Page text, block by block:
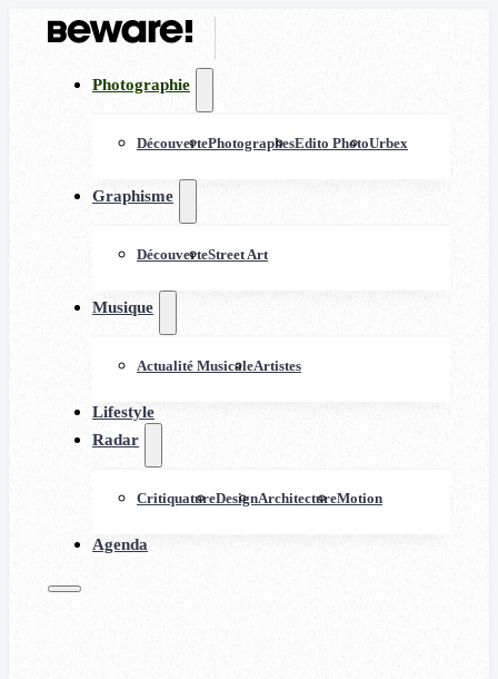
Photographie
DécouvertePhotographesEdito PhotoUrbex
Graphisme
DécouverteStreet Art
Musique
Actualité MusicaleArtistes
Lifestyle
Radar
CritiquatureDesignArchitectureMotion
Agenda